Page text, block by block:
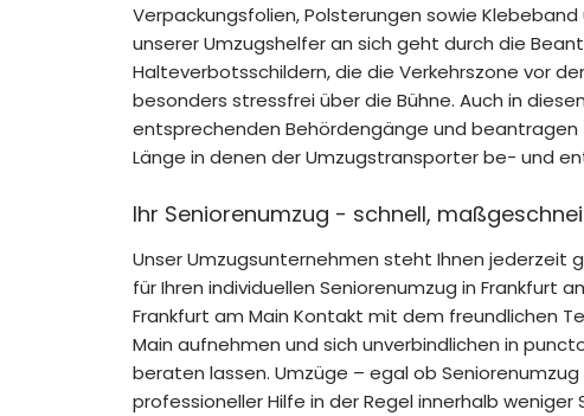
Verpackungsfolien, Polsterungen sowie
unserer Umzugshelfer an sich geht durch die
Halteverbotsschildern, die die Verkehrszone vor
besonders stressfrei über die Bühne. Auch in
entsprechenden Behördengänge und
Länge in denen der Umzugstransporter be- und
Ihr Seniorenumzug - schnell,
Unser Umzugsunternehmen steht Ihnen jederzeit
für Ihren individuellen Seniorenumzug in Frankfurt
Frankfurt am Main Kontakt mit dem freundlichen
Main aufnehmen und sich unverbindlichen in
beraten lassen. Umzüge – egal ob
professioneller Hilfe in der Regel innerhalb